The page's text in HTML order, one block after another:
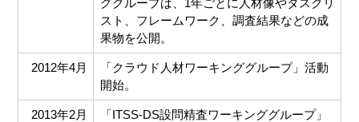
スト、フレームワーク、調査結果などの成
果物を公開。
2012年4月
「クラウド人材ワーキンググループ」活動
開始。
2013年2月
「ITSS-DS設問精査ワーキンググループ」